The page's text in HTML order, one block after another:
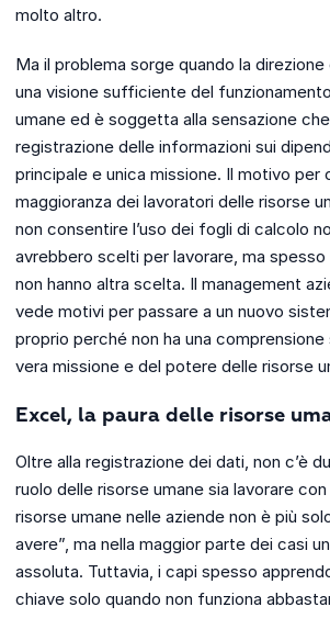
molto altro.
Ma il problema sorge quando la direzione
una visione sufficiente del
umane ed è soggetta alla sensazione
registrazione delle informazioni sui
principale e unica missione. Il motivo per
maggioranza dei lavoratori delle risorse
non consentire l’uso dei fogli di calcolo
avrebbero scelti per lavorare, ma
non hanno altra scelta. Il management
vede motivi per passare a un nuovo
proprio perché non ha una
vera missione e del potere delle risorse
Excel, la paura delle risorse
Oltre alla registrazione dei dati, non c’è
ruolo delle risorse umane sia lavorare con
risorse umane nelle aziende non è più
avere”, ma nella maggior parte dei casi
assoluta. Tuttavia, i capi spesso
chiave solo quando non funziona